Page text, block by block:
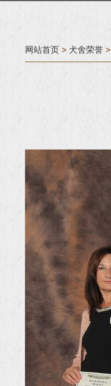
网站首页 > 犬舍荣誉 >